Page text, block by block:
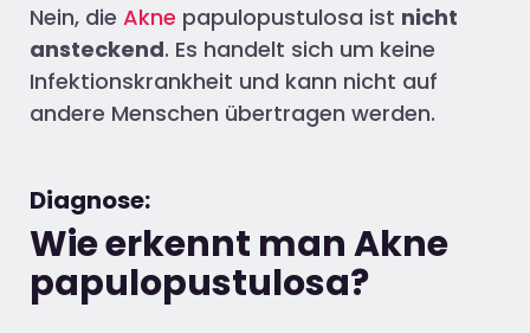
Nein, die Akne papulopustulosa ist nicht
ansteckend. Es handelt sich um keine
Infektionskrankheit und kann nicht auf
andere Menschen übertragen werden.
Diagnose:
Wie erkennt man Akne
papulopustulosa?